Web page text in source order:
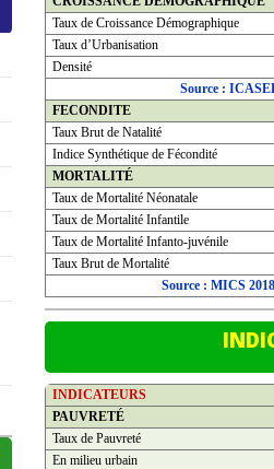
Taux de Croissance Démographique
Taux d’Urbanisation
Densité
Source :
FECONDITE
Taux Brut de Natalité
Indice Synthétique de Fécondité
MORTALITÉ
Taux de Mortalité Néonatale
Taux de Mortalité Infantile
Taux de Mortalité Infanto-juvénile
Taux Brut de Mortalité
Source : MICS
INDICATEURS
PAUVRETÉ
Taux de Pauvreté
En milieu urbain